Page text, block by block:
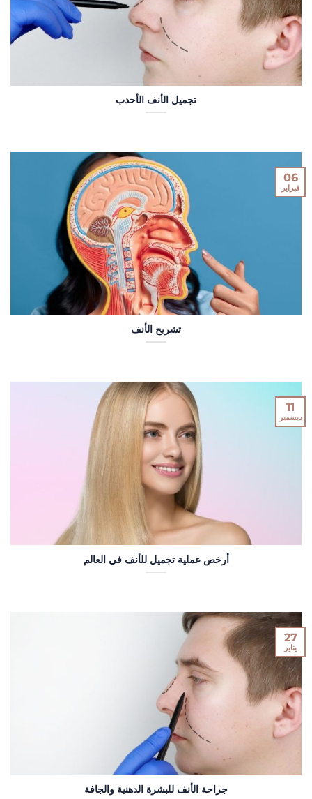
تجميل الأنف الأحدب
تشريح الأنف
06
فبراير
أرخص عملية تجميل للأنف في العالم
11
ديسمبر
جراحة الأنف للبشرة الدهنية والجافة
27
يناير